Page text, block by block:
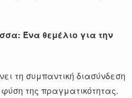
Ένα θεμέλιο για την
τη συμπαντική διασύνδεση
της πραγματικότητας.